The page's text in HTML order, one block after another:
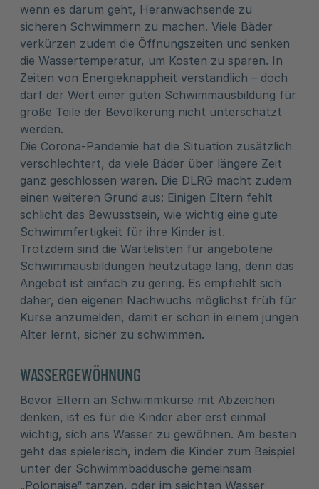
wenn es darum geht, Heranwachsende zu
sicheren Schwimmern zu machen. Viele Bäder
verkürzen zudem die Öffnungszeiten und senken
die Wassertemperatur, um Kosten zu sparen. In
Zeiten von Energieknappheit verständlich – doch
darf der Wert einer guten Schwimmausbildung für
große Teile der Bevölkerung nicht unterschätzt
werden.
Die Corona-Pandemie hat die Situation zusätzlich
verschlechtert, da viele Bäder über längere Zeit
ganz geschlossen waren. Die DLRG macht zudem
einen weiteren Grund aus: Einigen Eltern fehlt
schlicht das Bewusstsein, wie wichtig eine gute
Schwimmfertigkeit für ihre Kinder ist.
Trotzdem sind die Wartelisten für angebotene
Schwimmausbildungen heutzutage lang, denn das
Angebot ist einfach zu gering. Es empfiehlt sich
daher, den eigenen Nachwuchs möglichst früh für
Kurse anzumelden, damit er schon in einem jungen
Alter lernt, sicher zu schwimmen.
WASSERGEWÖHNUNG
Bevor Eltern an Schwimmkurse mit Abzeichen
denken, ist es für die Kinder aber erst einmal
wichtig, sich ans Wasser zu gewöhnen. Am besten
geht das spielerisch, indem die Kinder zum Beispiel
unter der Schwimmbaddusche gemeinsam
„Polonaise“ tanzen, oder im seichten Wasser